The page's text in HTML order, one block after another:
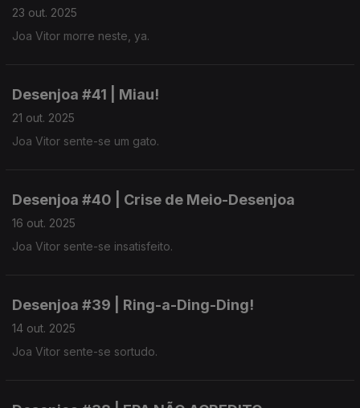
23 out. 2025
Joa Vitor morre neste, ya.
Desenjoa #41 | Miau!
21 out. 2025
Joa Vitor sente-se um gato.
Desenjoa #40 | Crise de Meio-Desenjoa
16 out. 2025
Joa Vitor sente-se insatisfeito.
Desenjoa #39 | Ring-a-Ding-Ding!
14 out. 2025
Joa Vitor sente-se sortudo.